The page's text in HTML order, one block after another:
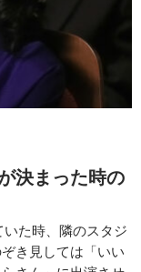
決まった時の
た時、隣のスタジ
き見しては「いい